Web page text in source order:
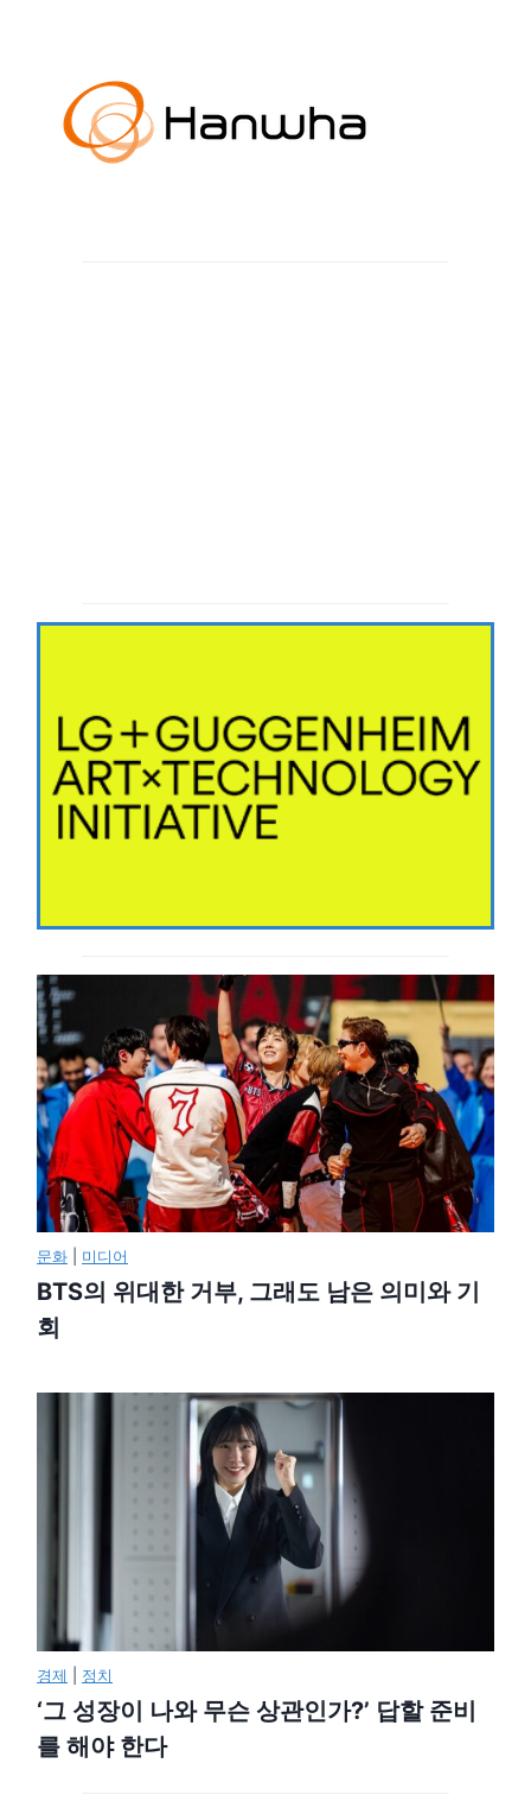
문화 미디어
BTS의 위대한 거부, 그래도 남은 의미와 기
회
경제 정치
‘그 성장이 나와 무슨 상관인가?’ 답할 준비
를 해야 한다